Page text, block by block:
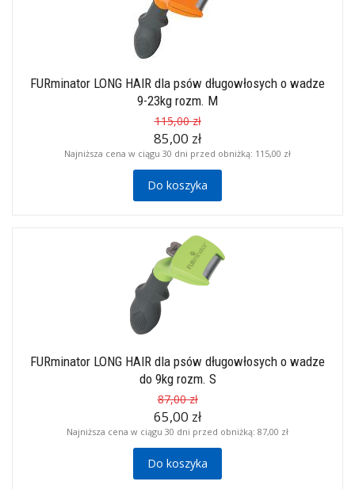
FURminator LONG HAIR dla psów długowłosych o wadze
9-23kg rozm. M
115,00 zł
85,00 zł
Najniższa cena w ciągu 30 dni przed obniżką: 115,00 zł
Do koszyka
FURminator LONG HAIR dla psów długowłosych o wadze
do 9kg rozm. S
87,00 zł
65,00 zł
Najniższa cena w ciągu 30 dni przed obniżką: 87,00 zł
Do koszyka